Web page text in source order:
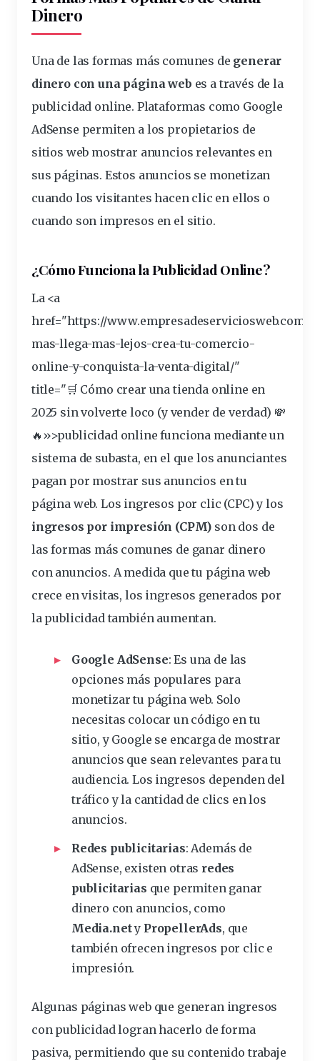
Dinero
Una de las formas más comunes de generar
dinero con una página web es a través de la
publicidad online. Plataformas como Google
AdSense permiten a los propietarios de
sitios web mostrar anuncios relevantes en
sus páginas. Estos anuncios se monetizan
cuando losvisitantes hacen clic en ellos o
cuando son impresos en el sitio.
¿Cómo Funciona la Publicidad Online?
La <a
href="https://www.empresadeserviciosweb.com/
mas-llega-mas-lejos-crea-tu-comercio-
online-y-conquista-la-venta-digital/"
title="🛒 Cómo crear una tienda online en
2025 sin volverte loco (y vender de verdad) 💸
🔥»>publicidad online funciona mediante un
sistema de subasta, en el que los anunciantes
pagan por mostrar sus anuncios en tu
página web. Los ingresos por clic (CPC)y los
ingresos por impresión (CPM) son dos de
las formas más comunes de ganar dinero
con anuncios. A medida que tu página web
crece en visitas, los ingresos generados por
la publicidad también aumentan.
Google AdSense: Es una de las
opciones más populares para
monetizar tu página web. Solo
necesitas colocar un código en tu
sitio, y Google se encarga de mostrar
anuncios que sean relevantes para tu
audiencia. Los ingresos dependen del
tráfico y la cantidad de clics en los
anuncios.
Redes publicitarias: Además de
AdSense, existen otras redes
publicitarias que permiten ganar
dinero con anuncios, como
Media.nety PropellerAds, que
también ofrecen ingresos por clic e
impresión.
Algunas páginas web que generan ingresos
con publicidad logran hacerlo de forma
pasiva, permitiendo que su contenido trabaje